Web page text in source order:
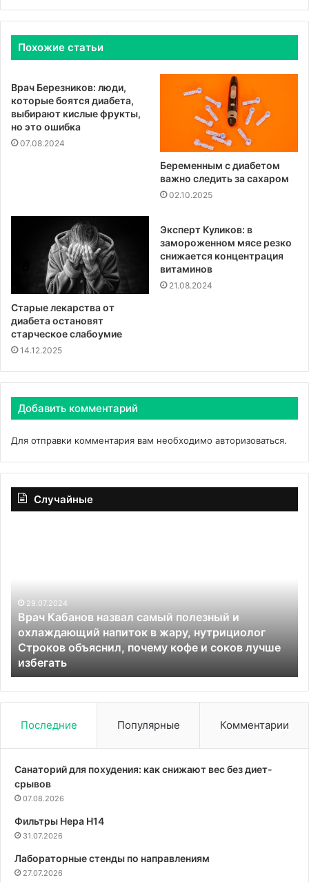
Похожие статьи
Врач Березников: люди,
которые боятся диабета,
выбирают кислые фрукты,
но это ошибка
07.08.2024
Беременным с диабетом
важно следить за сахаром
02.10.2025
Старые лекарства от
диабета остановят
старческое слабоумие
14.12.2025
Эксперт Куликов: в
замороженном мясе резко
снижается концентрация
витаминов
21.08.2024
Добавить комментарий
Для отправки комментария вам необходимо авторизоваться.
Случайные
охлаждающий
напиток
жару,
нутрициолог
Строков
объяснил,
почему
и
соков
избегать
29.07.2024
Врач Кабанов назвал самый полезный и
охлаждающий напиток в жару, нутрициолог
Строков объяснил, почему кофе и соков лучше
избегать
Последние Популярные Комментарии
Санаторий для похудения: как снижают вес без диет-
срывов
07.08.2026
Фильтры Hepa Н14
31.07.2026
Лабораторные стенды по направлениям
27.07.2026